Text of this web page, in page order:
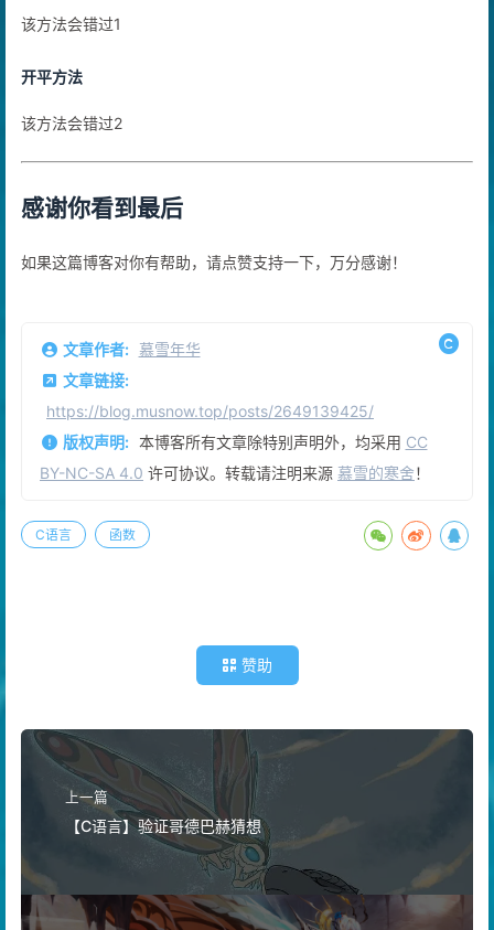
该方法会错过1
开平方法
该方法会错过2
感谢你看到最后
如果这篇博客对你有帮助，请点赞支持一下，万分感谢！
文章作者: 慕雪年华
文章链接:
https://blog.musnow.top/posts/2649139425/
版权声明: 本博客所有文章除特别声明外，均采用 CC
BY-NC-SA 4.0 许可协议。转载请注明来源 慕雪的寒舍！
C语言 函数
赞助
上一篇
【C语言】验证哥德巴赫猜想